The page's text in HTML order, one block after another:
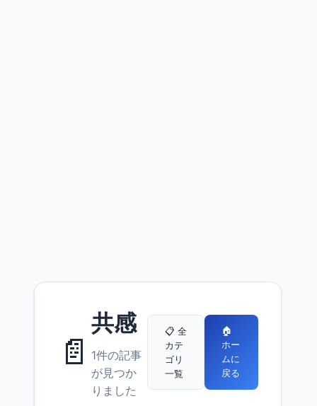
📄
共感
1件の記事
が見つか
りました
📋 全
カテ
ゴリ
一覧
🏠
ホー
ムに
戻る